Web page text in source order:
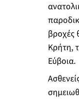
βροχές
Κρήτη,
Εύβοια.